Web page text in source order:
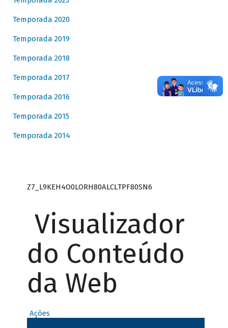
Temporada 2020
Temporada 2019
Temporada 2018
Temporada 2017
Temporada 2016
Temporada 2015
Temporada 2014
Z7_L9KEH4O0LORH80ALCLTPF80SN6
Visualizador
do Conteúdo
da Web
Ações